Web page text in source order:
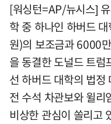
[워싱턴=AP/뉴시스]
학 중 하나인 하버드
원)의 보조금과 6000
을 동결한 도널드 트럼
선 하버드 대학의 법정
전 수석 차관보와 윌리
비상한 관심이 쏠리고